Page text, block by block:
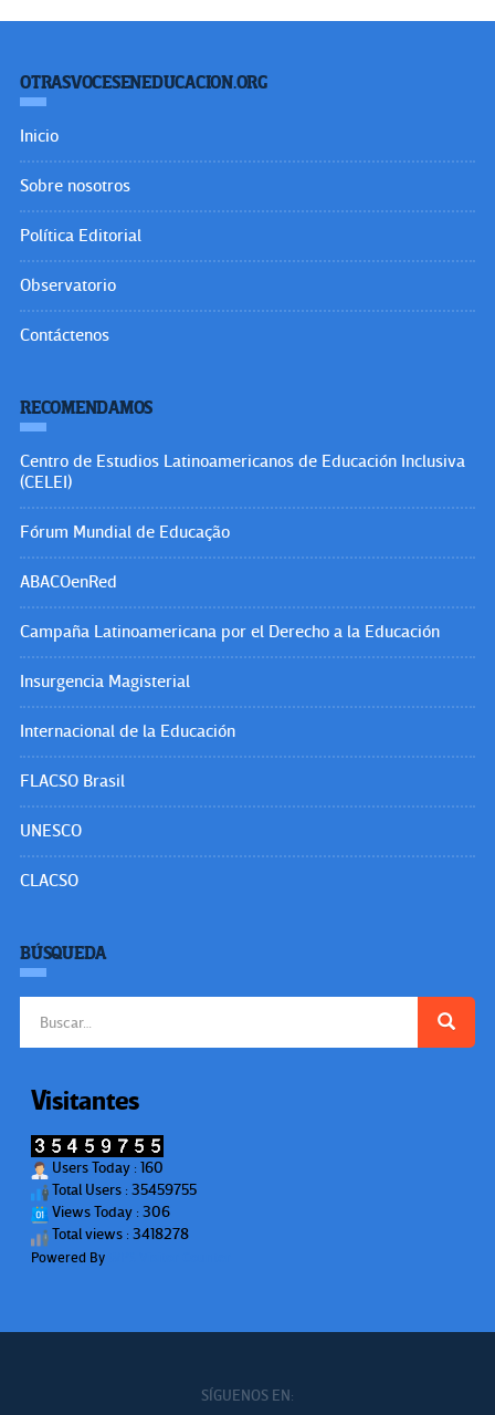
OTRASVOCESENEDUCACION.ORG
Inicio
Sobre nosotros
Política Editorial
Observatorio
Contáctenos
RECOMENDAMOS
Centro de Estudios Latinoamericanos de Educación Inclusiva
(CELEI)
Fórum Mundial de Educação
ABACOenRed
Campaña Latinoamericana por el Derecho a la Educación
Insurgencia Magisterial
Internacional de la Educación
FLACSO Brasil
UNESCO
CLACSO
BÚSQUEDA
Visitantes
Users Today : 160
Total Users : 35459755
Views Today : 306
Total views : 3418278
Powered By
SÍGUENOS EN: